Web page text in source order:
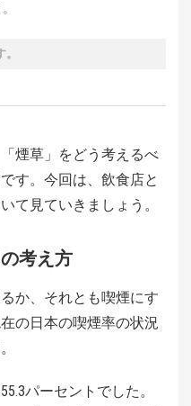
煙草」をどう考えるべ
す。今回は、飲食店と
て見ていきましょう。
考え方
か、それとも喫煙にす
の日本の喫煙率の状況
パーセントでした。